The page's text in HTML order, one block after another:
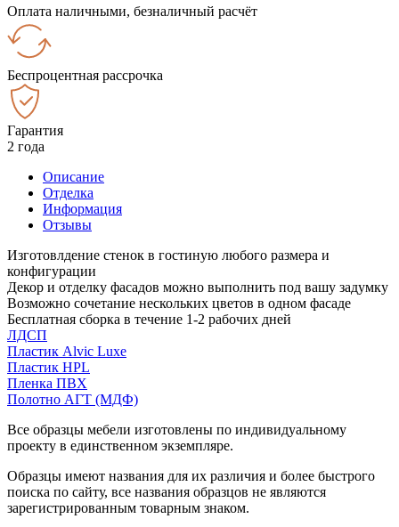
Оплата наличными, безналичный расчёт
Беспроцентная рассрочка
Гарантия
2 года
Описание
Отделка
Информация
Отзывы
Изготовлдение стенок в гостиную любого размера и
конфигурации
Декор и отделку фасадов можно выполнить под вашу задумку
Возможно сочетание нескольких цветов в одном фасаде
Бесплатная сборка в течение 1-2 рабочих дней
ЛДСП
Пластик Alvic Luxe
Пластик HPL
Пленка ПВХ
Полотно АГТ (МДФ)
Все образцы мебели изготовлены по индивидуальному
проекту в единственном экземпляре.
Образцы имеют названия для их различия и более быстрого
поиска по сайту, все названия образцов не являются
зарегистрированным товарным знаком.